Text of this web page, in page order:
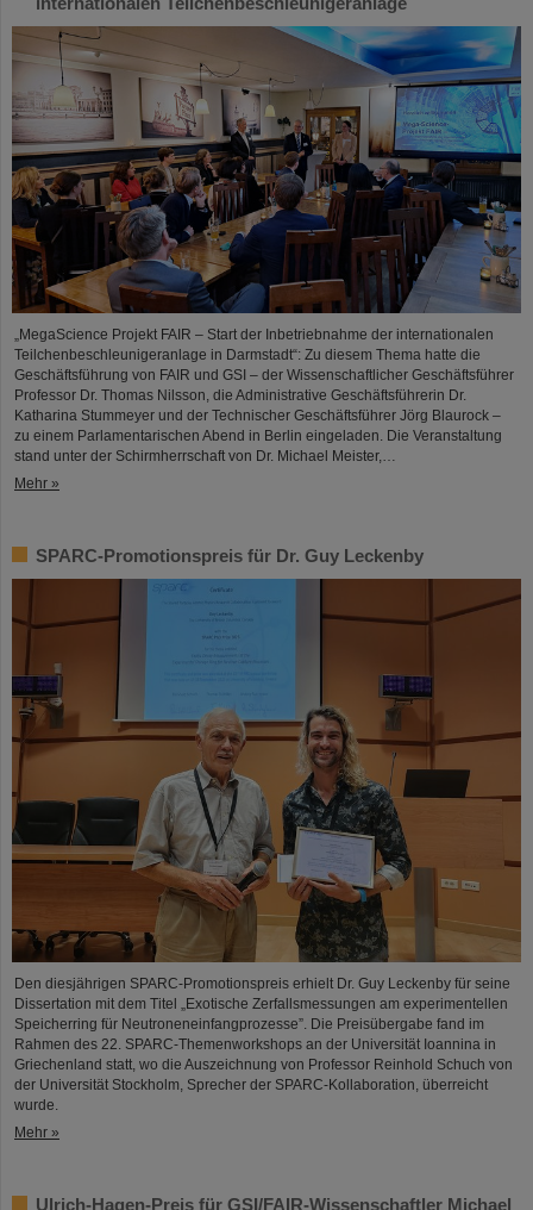
„MegaScience Projekt FAIR – Start der Inbetriebnahme der internationalen
Teilchenbeschleunigeranlage in Darmstadt“: Zu diesem Thema hatte die
Geschäftsführung von FAIR und GSI – der Wissenschaftlicher Geschäftsführer
Professor Dr. Thomas Nilsson, die Administrative Geschäftsführerin Dr.
Katharina Stummeyer und der Technischer Geschäftsführer Jörg Blaurock –
zu einem Parlamentarischen Abend in Berlin eingeladen. Die Veranstaltung
stand unter der Schirmherrschaft von Dr. Michael Meister,…
Mehr »
SPARC-Promotionspreis für Dr. Guy Leckenby
Den diesjährigen SPARC-Promotionspreis erhielt Dr. Guy Leckenby für seine
Dissertation mit dem Titel „Exotische Zerfallsmessungen am experimentellen
Speicherring für Neutroneneinfangprozesse”. Die Preisübergabe fand im
Rahmen des 22. SPARC-Themenworkshops an der Universität Ioannina in
Griechenland statt, wo die Auszeichnung von Professor Reinhold Schuch von
der Universität Stockholm, Sprecher der SPARC-Kollaboration, überreicht
wurde.
Mehr »
Ulrich-Hagen-Preis für GSI/FAIR-Wissenschaftler Michael